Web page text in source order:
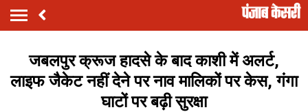
जबलपुर क्रूज हादसे के बाद काशी में अलर्ट,
लाइफ जैकेट नहीं देने पर नाव मालिकों पर केस, गंगा
घाटों पर बढ़ी सुरक्षा